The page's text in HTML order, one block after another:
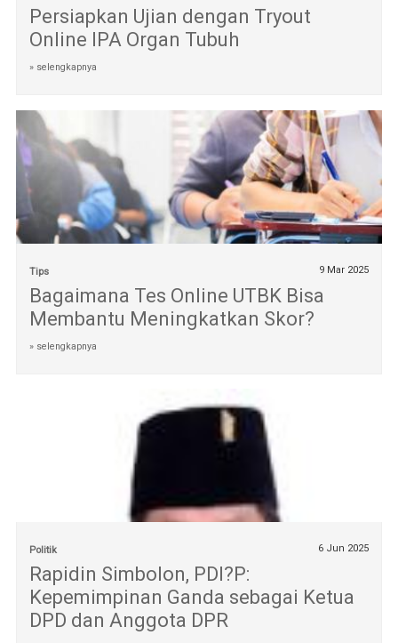
Persiapkan Ujian dengan Tryout
Online IPA Organ Tubuh
» selengkapnya
Tips 9 Mar 2025
Bagaimana Tes Online UTBK Bisa
Membantu Meningkatkan Skor?
» selengkapnya
Politik 6 Jun 2025
Rapidin Simbolon, PDI?P:
Kepemimpinan Ganda sebagai Ketua
DPD dan Anggota DPR